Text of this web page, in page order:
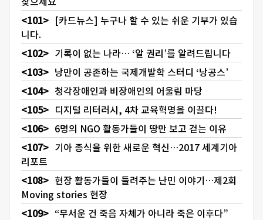
[카드뉴스] 누구나 할 수 있는 쉬운 기부가 있습
니다.
기록이 없는 나라… ‘알 권리’를 알려드립니다
낭만이 공존하는 국제개발학 스터디 ‘낭공스’
청각장애인과 비장애인의 어울림 마당
디지털 리터러시, 4차 교육혁명을 이끌다!
6명의 NGO 활동가들이 땅만 보고 걷는 이유
기아 종식을 위한 새로운 혁신…2017 세계기아
리포트
현장 활동가들이 들려주는 난민 이야기…제2회
Moving stories 현장
“무서운 건 죽음 자체가 아니라 죽은 이후다”